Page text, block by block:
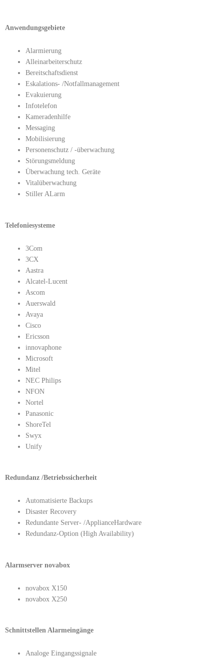
Anwendungsgebiete
Alarmierung
Alleinarbeiterschutz
Bereitschaftsdienst
Eskalations- /Notfallmanagement
Evakuierung
Infotelefon
Kameradenhilfe
Messaging
Mobilisierung
Personenschutz / -überwachung
Störungsmeldung
Überwachung tech. Geräte
Vitalüberwachung
Stiller ALarm
Telefoniesysteme
3Com
3CX
Aastra
Alcatel-Lucent
Ascom
Auerswald
Avaya
Cisco
Ericsson
innovaphone
Microsoft
Mitel
NEC Philips
NFON
Nortel
Panasonic
ShoreTel
Swyx
Unify
Redundanz /Betriebssicherheit
Automatisierte Backups
Disaster Recovery
Redundante Server- /ApplianceHardware
Redundanz-Option (High Availability)
Alarmserver novabox
novabox X150
novabox X250
Schnittstellen Alarmeingänge
Analoge Eingangssignale